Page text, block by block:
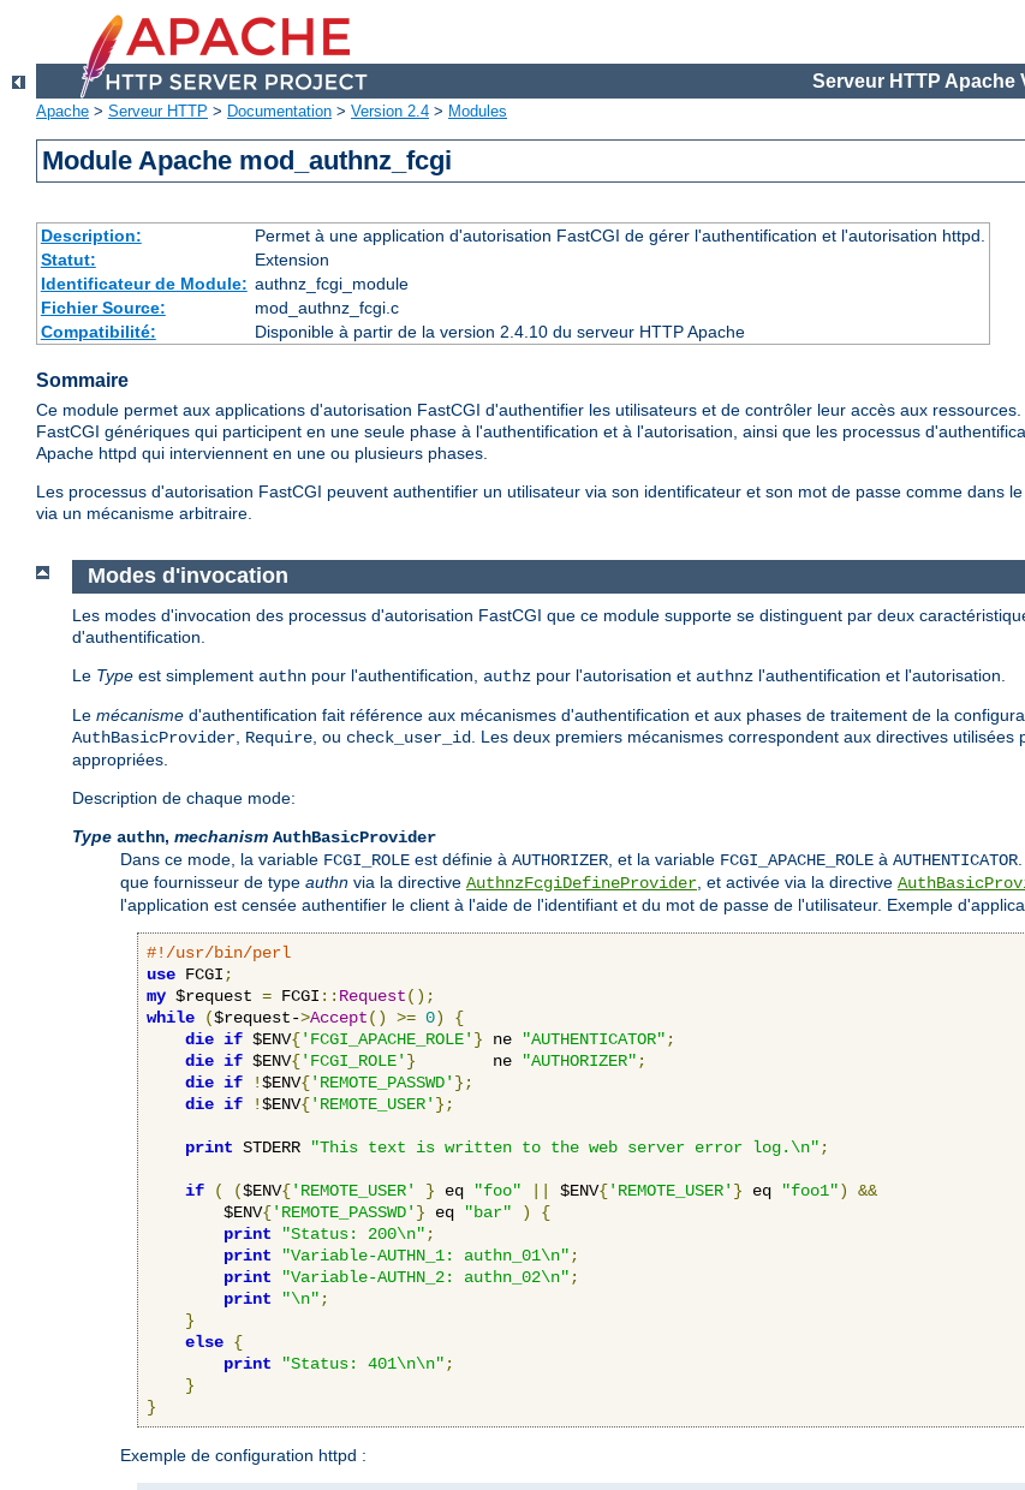
Serveur HTTP Apache
Apache > Serveur HTTP > Documentation > Version 2.4 > Modules
Module Apache mod_authnz_fcgi
Description:
Permet à une application d'autorisation FastCGI de gérer l'authentification et l'autorisation httpd.
Statut:
Extension
Identificateur de Module: authnz_fcgi_module
Fichier Source:
mod_authnz_fcgi.c
Compatibilité:
Disponible à partir de la version 2.4.10 du serveur HTTP Apache
Sommaire
Ce module permet aux applications d'autorisation FastCGI d'authentifier les utilisateurs et de contrôler leur accès aux
FastCGI génériques qui participent en une seule phase à l'authentification et à l'autorisation, ainsi que les processus
Apache httpd qui interviennent en une ou plusieurs phases.
Les processus d'autorisation FastCGI peuvent authentifier un utilisateur via son identificateur et son mot de passe comme dans
via un mécanisme arbitraire.
Modes d'invocation
Les modes d'invocation des processus d'autorisation FastCGI que ce module supporte se distinguent par deux
d'authentification.
Le Type est simplement authn pour l'authentification, authz pour l'autorisation et authnz l'authentification et l'autorisation.
Le mécanisme d'authentification fait référence aux mécanismes d'authentification et aux phases de traitement de la
AuthBasicProvider Require , ou check_user_id
. Les deux premiers mécanismes correspondent aux directives
appropriées.
Description de chaque mode:
Type authn, mechanism AuthBasicProvider
Dans ce mode, la variable FCGI_ROLE est définie à AUTHORIZER , et la variable FCGI_APACHE_ROLE à AUTHENTICATOR
que fournisseur de type authn via la directive AuthnzFcgiDefineProvider , et activée via la directive
l'application est censée authentifier le client à l'aide de l'identifiant et du mot de passe de l'utilisateur. Exemple
#!/usr/bin/perl
use FCGI ;
my $request = FCGI :: Request();
while
($request->Accept() >= 0)
{
die if $ENV{'FCGI_APACHE_ROLE' } ne "AUTHENTICATOR" ;
die if $ENV{'FCGI_ROLE' }
        ne
"AUTHORIZER" ;
die if !$ENV{'REMOTE_PASSWD' };
die if !$ENV{'REMOTE_USER' };
print STDERR "This text is written to the web server error log.\n" ;
if ( ($ENV{'REMOTE_USER' } eq "foo" $ENV{'REMOTE_USER' } eq "foo1")
&&
        $ENV
{'REMOTE_PASSWD' } eq "bar" )
{
print
"Status: 200\n" ;
print
"Variable-AUTHN_1: authn_01\n" ;
print
"Variable-AUTHN_2: authn_02\n" ;
print
"\n" ;
}
else {
print
"Status: 401\n\n" ;
}
}
Exemple de configuration httpd :